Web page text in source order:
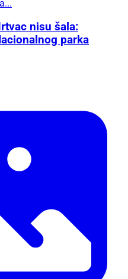
nisu šala:
parka